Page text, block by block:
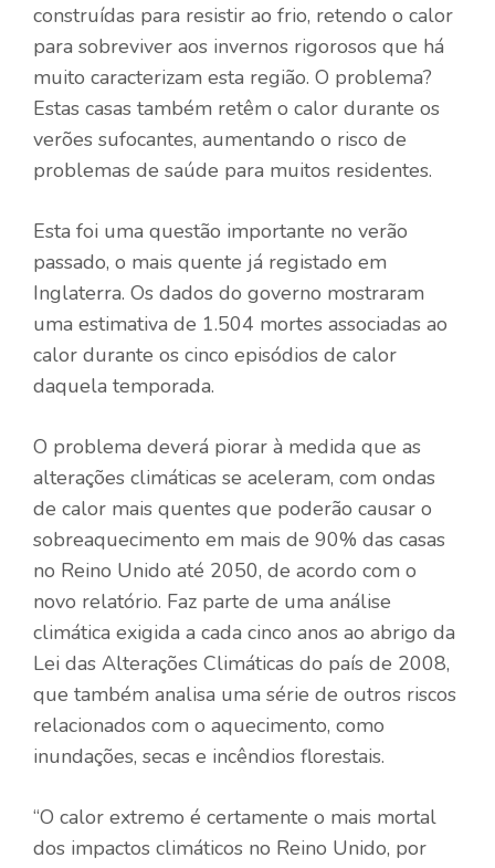
construídas para resistir ao frio, retendo o calor
para sobreviver aos invernos rigorosos que há
muito caracterizam esta região. O problema?
Estas casas também retêm o calor durante os
verões sufocantes, aumentando o risco de
problemas de saúde para muitos residentes.
Esta foi uma questão importante no verão
passado, o mais quente já registado em
Inglaterra. Os dados do governo mostraram
uma estimativa de 1.504 mortes associadas ao
calor durante os cinco episódios de calor
daquela temporada.
O problema deverá piorar à medida que as
alterações climáticas se aceleram, com ondas
de calor mais quentes que poderão causar o
sobreaquecimento em mais de 90% das casas
no Reino Unido até 2050, de acordo com o
novo relatório. Faz parte de uma análise
climática exigida a cada cinco anos ao abrigo da
Lei das Alterações Climáticas do país de 2008,
que também analisa uma série de outros riscos
relacionados com o aquecimento, como
inundações, secas e incêndios florestais.
“O calor extremo é certamente o mais mortal
dos impactos climáticos no Reino Unido, por